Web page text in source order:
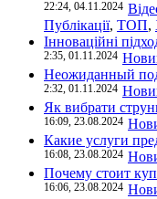
22:24, 04.11.2024
Публікації, ТОП,
Інноваційні
2:35, 01.11.2024
Неожиданный
2:32, 01.11.2024
Як вибрати
16:09, 23.08.2024
Какие услуги
16:08, 23.08.2024
Почему стоит
16:06, 23.08.2024